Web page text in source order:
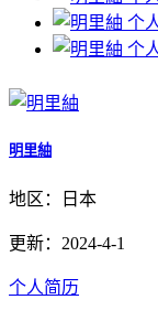
明里紬
地区：日本
更新：2024-4-1
个人简历